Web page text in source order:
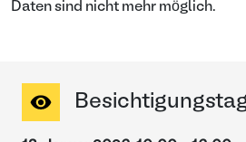
Daten sind nicht mehr möglich.